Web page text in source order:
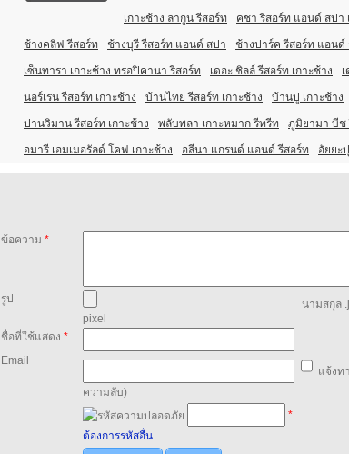
เกาะช้าง ลากูน รีสอร์ท คชา รีสอร์ท แอนด์ สปา
ช้างคลิฟ รีสอร์ท ช้างบุรี รีสอร์ท แอนด์ สปา ช้างปาร์ค รีสอร์ท แอนด์
เซ็นทารา เกาะช้าง ทรอปิคานา รีสอร์ท เดอะ ชิลล์ รีสอร์ท เกาะช้าง
นอร์เรน รีสอร์ท เกาะช้าง บ้านไทย รีสอร์ท เกาะช้าง บ้านปู เกาะช้าง
ปานวิมาน รีสอร์ท เกาะช้าง พลับพลา เกาะหมาก รีทรีท ภูมิยามา บีช
อมารี เอมเมอรัลด์ โคฟ เกาะช้าง อลีนา แกรนด์ แอนด์ รีสอร์ท อัยยะ
ข้อความ *
รูป
นามสกุล
pixel
ชื่อที่ใช้แสดง *
Email
แจ้งท
ความลับ)
*
ต้องการรหัสอื่น